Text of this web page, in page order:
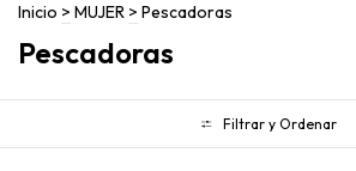
Inicio > MUJER > Pescadoras
Pescadoras
Filtrar y Ordenar